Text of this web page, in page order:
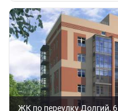
ЖК по переулку Долгий, 6